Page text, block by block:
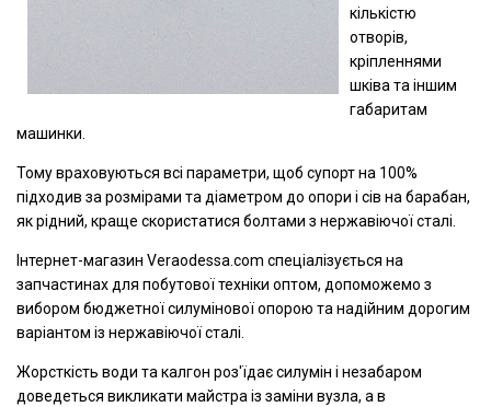
кількістю
отворів,
кріпленнями
шківа та іншим
габаритам
машинки.
Тому враховуються всі параметри, щоб супорт на 100%
підходив за розмірами та діаметром до опори і сів на барабан,
як рідний, краще скористатися болтами з нержавіючої сталі.
Інтернет-магазин Veraodessa.com спеціалізується на
запчастинах для побутової техніки оптом, допоможемо з
вибором бюджетної силумінової опорою та надійним дорогим
варіантом із нержавіючої сталі.
Жорсткість води та калгон роз'їдає силумін і незабаром
доведеться викликати майстра із заміни вузла, а в